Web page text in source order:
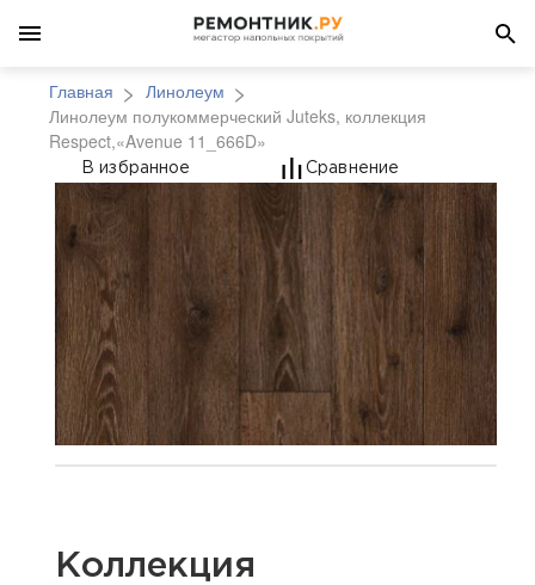
Главная
Линолеум
Линолеум полукоммерческий Juteks, коллекция
Respect,«Avenue 11_666D»
Линолеум
В избранное Сравнение
Коллекция